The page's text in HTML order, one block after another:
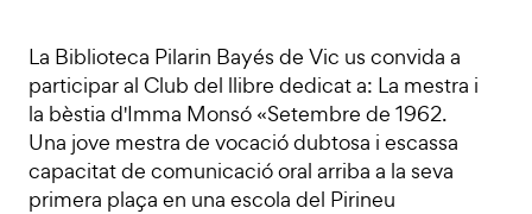
La Biblioteca Pilarin Bayés de Vic us convida a
participar al Club del llibre dedicat a: La mestra i
la bèstia d'Imma Monsó «Setembre de 1962.
Una jove mestra de vocació dubtosa i escassa
capacitat de comunicació oral arriba a la seva
primera plaça en una escola del Pirineu